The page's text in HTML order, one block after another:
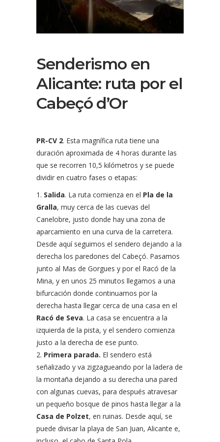
Senderismo en
Alicante: ruta por el
Cabeçó d’Or
PR-CV 2. Esta magnífica ruta tiene una
duración aproximada de 4 horas durante las
que se recorren 10,5 kilómetros y se puede
dividir en cuatro fases o etapas:
Salida. La ruta comienza en el Pla de la
Gralla, muy cerca de las cuevas del
Canelobre, justo donde hay una zona de
aparcamiento en una curva de la carretera.
Desde aquí seguimos el sendero dejando a la
derecha los paredones del Cabeçó. Pasamos
junto al Mas de Gorgues y por el Racó de la
Mina, y en unos 25 minutos llegamos a una
bifurcación donde continuamos por la
derecha hasta llegar cerca de una casa en el
Racó de Seva. La casa se encuentra a la
izquierda de la pista, y el sendero comienza
justo a la derecha de ese punto.
Primera parada. El sendero está
señalizado y va zigzagueando por la ladera de
la montaña dejando a su derecha una pared
con algunas cuevas, para después atravesar
un pequeño bosque de pinos hasta llegar a la
Casa de Polzet, en ruinas. Desde aquí, se
puede divisar la playa de San Juan, Alicante e,